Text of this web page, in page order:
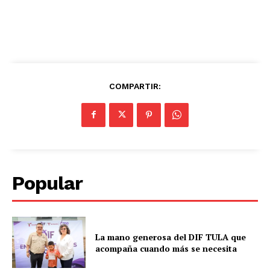
COMPARTIR:
Popular
La mano generosa del DIF TULA que
acompaña cuando más se necesita